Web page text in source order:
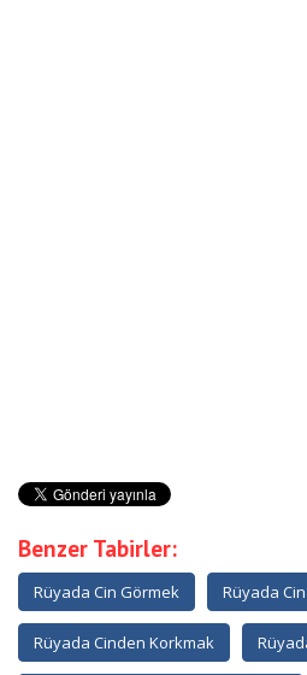
Benzer Tabirler:
Rüyada Cin Görmek Rüyada
Rüyada Cinden Korkmak